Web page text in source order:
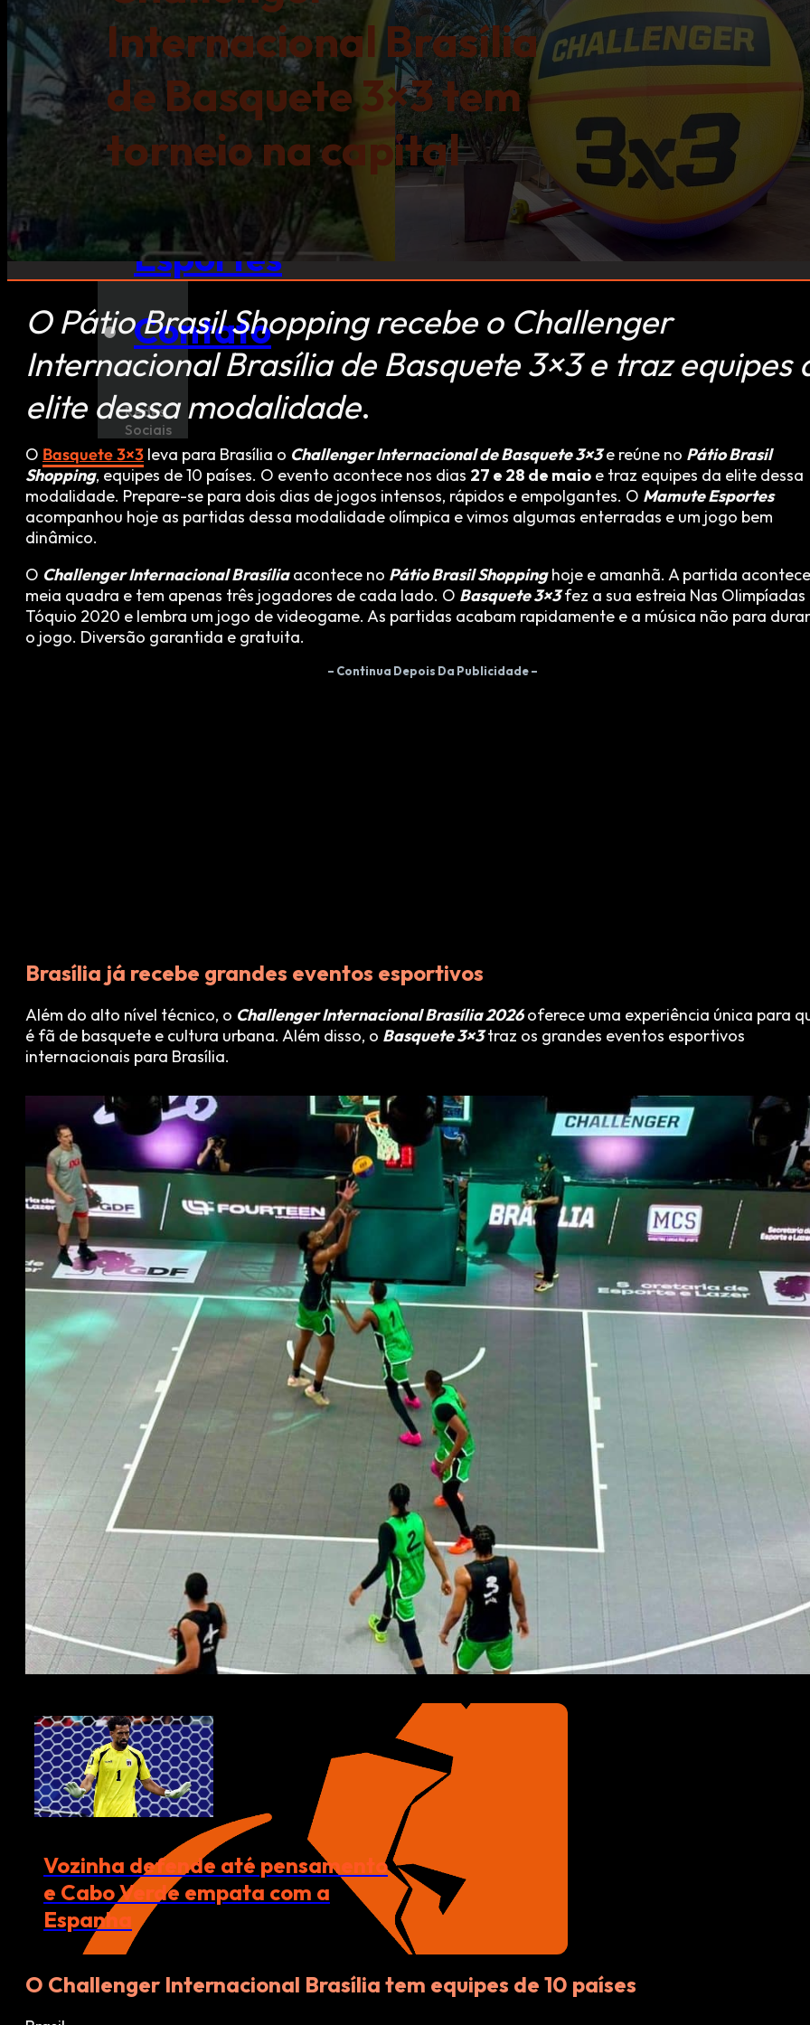
NFL
eSports
Outros
Esportes
Contato
Redes
Sociais
Internacional Brasília
de Basquete 3×3 tem
torneio na capital
O Pátio Brasil Shopping recebe o Challenger
Internacional Brasília de Basquete 3×3 e traz equipes
elite dessa modalidade.
O Basquete 3×3 leva para Brasília o Challenger Internacional de Basquete 3×3e reúne no Pátio Brasil
Shopping, equipes de 10 países. O evento acontece nos dias 27 e 28 de maio e traz equipes da elite dessa
modalidade. Prepare-se para dois dias de jogos intensos, rápidos e empolgantes. O Mamute Esportes
acompanhou hoje as partidas dessa modalidade olímpica e vimos algumas enterradas e um jogo bem
dinâmico.
O Challenger Internacional Brasíliaacontece no Pátio Brasil Shoppinghoje e amanhã. A partida
meia quadra e tem apenas três jogadores de cada lado. O Basquete 3×3fez a sua estreia Nas Olimpíadas
Tóquio 2020 e lembra um jogo de videogame. As partidas acabam rapidamente e a música não para
o jogo. Diversão garantida e gratuita.
– Continua Depois Da Publicidade –
Brasília já recebe grandes eventos esportivos
Além do alto nível técnico, o Challenger Internacional Brasília 2026oferece uma experiência única para
é fã de basquete e cultura urbana. Além disso, o Basquete 3×3traz os grandes eventos esportivos
internacionais para Brasília.
Vozinha defende até pensamento
e Cabo Verde empata com a
Espanha
O Challenger Internacional Brasília tem equipes de 10 países